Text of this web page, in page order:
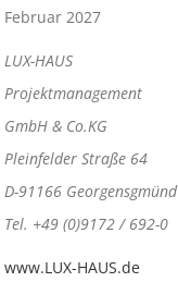
Februar 2027
LUX-HAUS
Projektmanagement
GmbH & Co.KG
Pleinfelder Straße 64
D-91166 Georgensgmünd
Tel. +49 (0)9172 / 692-0
www.LUX-HAUS.de